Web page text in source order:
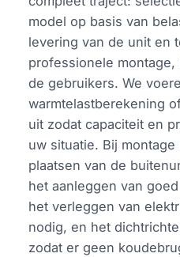
model op basis van
levering van de unit en
professionele
de gebruikers. We
warmtelastberekening
uit zodat capaciteit en
uw situatie. Bij
plaatsen van de
het aanleggen van
het verleggen van
nodig, en het
zodat er geen